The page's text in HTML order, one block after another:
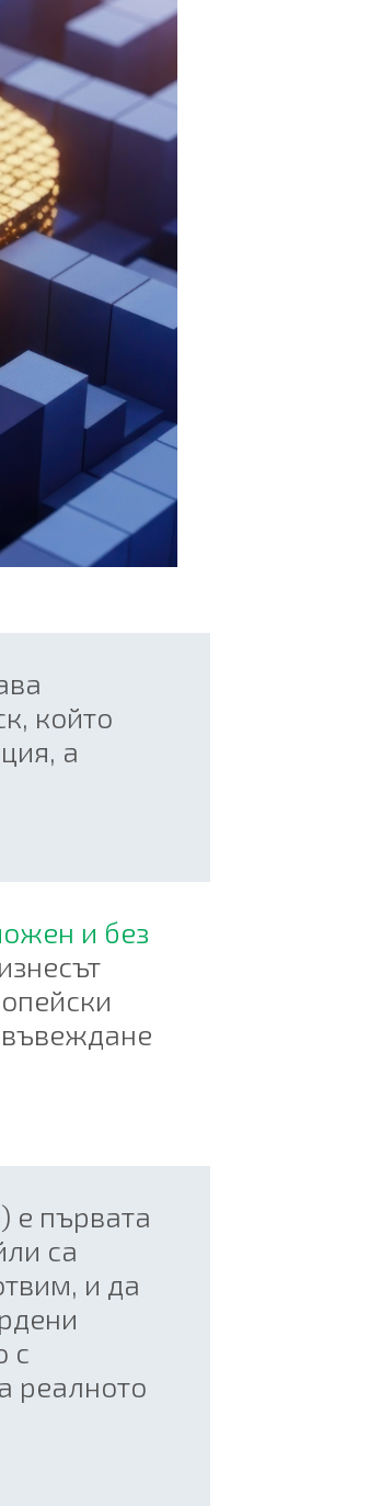
който
а
и без
e първата
са
и да
с
реалното